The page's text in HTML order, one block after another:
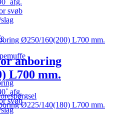
afg.
svøb
afg.
svøb
anboring
L700 mm.